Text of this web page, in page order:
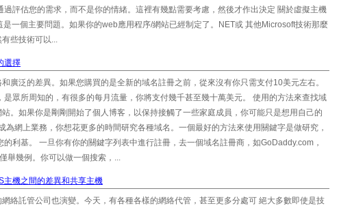
評估您的需求，而不是你的情緒。這裡有幾點需要考慮，然後才作出決定 關於虛擬主機
一個主要問題。如果你的web應用程序/網站已經制定了。NET或 其他Microsoft技術那麼
些技術可以...
選擇
廣泛的差異。如果您購買的是全新的域名註冊之前，從來沒有你只需支付10美元左右。
眾所周知的，有很多的每月流量，你將支付幾千甚至幾十萬美元。 使用的方法來查找域
。如果你是剛剛開始了個人博客，以保持接觸了一些家庭成員，你可能只是想用自己的
網上業務，你想花更多的時間研究各種域名。一個最好的方法來使用關鍵字是做研究，
利基。 一旦你有你的關鍵字列表中進行註冊，去一個域名註冊商，如GoDaddy.com，
舉幾例。你可以做一個搜索，...
主機之間的差異和共享主機
絡託管公司也演變。今天，有各種各樣的網絡代管，甚至更多分處可 絕大多數即使是技